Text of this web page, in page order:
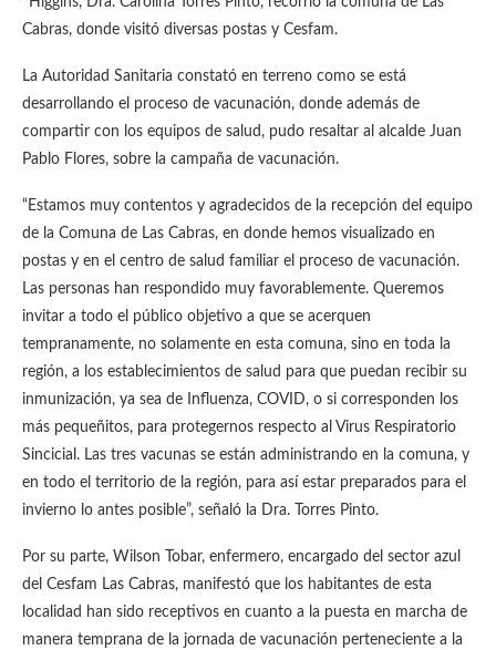
Cabras, donde visitó diversas postas y Cesfam.
La Autoridad Sanitaria constató en terreno como se está
desarrollando el proceso de vacunación, donde además de
compartir con los equipos de salud, pudo resaltar al alcalde Juan
Pablo Flores, sobre la campaña de vacunación.
“Estamos muy contentos y agradecidos de la recepción del equipo
de la Comuna de Las Cabras, en donde hemos visualizado en
postas y en el centro de salud familiar el proceso de vacunación.
Las personas han respondido muy favorablemente. Queremos
invitar a todo el público objetivo a que se acerquen
tempranamente, no solamente en esta comuna, sino en toda la
región, a los establecimientos de salud para que puedan recibir su
inmunización, ya sea de Influenza, COVID, o si corresponden los
más pequeñitos, para protegernos respecto al Virus Respiratorio
Sincicial. Las tres vacunas se están administrando en la comuna, y
en todo el territorio de la región, para así estar preparados para el
invierno lo antes posible”, señaló la Dra. Torres Pinto.
Por su parte, Wilson Tobar, enfermero, encargado del sector azul
del Cesfam Las Cabras, manifestó que los habitantes de esta
localidad han sido receptivos en cuanto a la puesta en marcha de
manera temprana de la jornada de vacunación perteneciente a la